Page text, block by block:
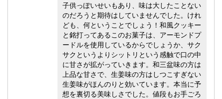
子供っぽいせいもあり、味は大したことない
のだろうと期待はしていませんでした。けれ
ども、何ということでしょう！和風クッキー
と銘打ってあるこのお菓子は、アーモンドプ
ードルを使用しているからでしょうか、サク
サクというよりシットリという感触で口の中
に甘さが拡がっていきます。和三盆味の方は
上品な甘さで、生姜味の方はしつこすぎない
生姜味がほんのりと効いています。本当に予
想を裏切る美味しさでした。値段もお手ごろ